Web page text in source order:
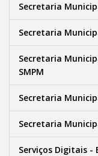
Secretaria
Secretaria
Secretaria
SMPM
Secretaria
Secretaria
Serviços Digitais -